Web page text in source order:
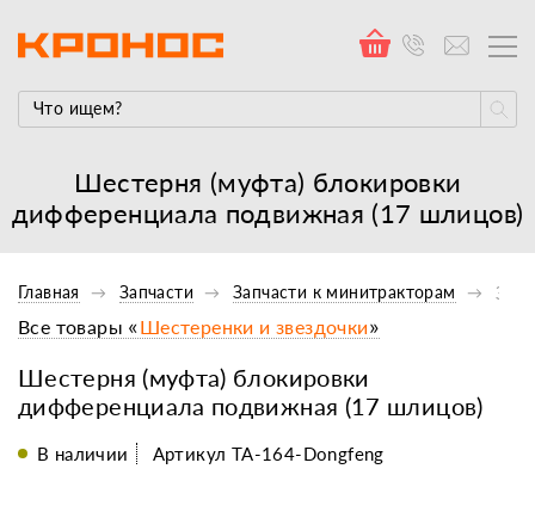
Шестерня (муфта) блокировки
дифференциала подвижная (17 шлицов)
Главная Запчасти Запчасти к минитракторам
Шестерня (муфта) блокировки
дифференциала подвижная (17 шлицов)
Все товары «Шестеренки и звездочки»
В наличии Артикул ТА-164-Dongfeng